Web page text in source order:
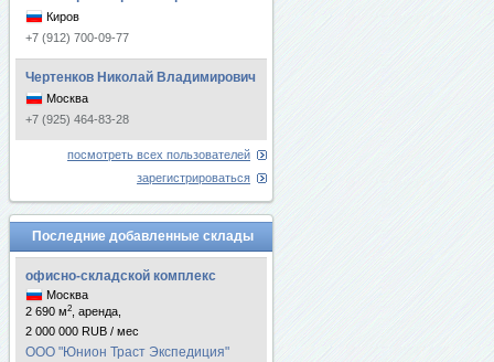
Киров
+7 (912) 700-09-77
Чертенков Николай Владимирович
Москва
+7 (925) 464-83-28
посмотреть всех пользователей
зарегистрироваться
Последние добавленные склады
офисно-складской комплекс
Москва
2 690 м2
, аренда,
2 000 000 RUB / мес
ООО "Юнион Траст Экспедиция"